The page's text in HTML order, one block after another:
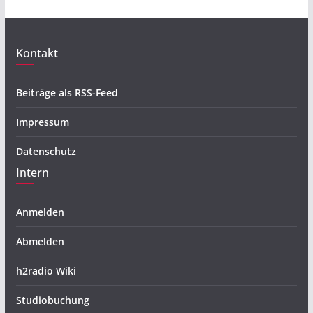
Kontakt
Beiträge als RSS-Feed
Impressum
Datenschutz
Intern
Anmelden
Abmelden
h2radio Wiki
Studiobuchung